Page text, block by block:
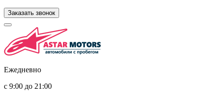
Заказать звонок
Ежедневно
с 9:00 до 21:00